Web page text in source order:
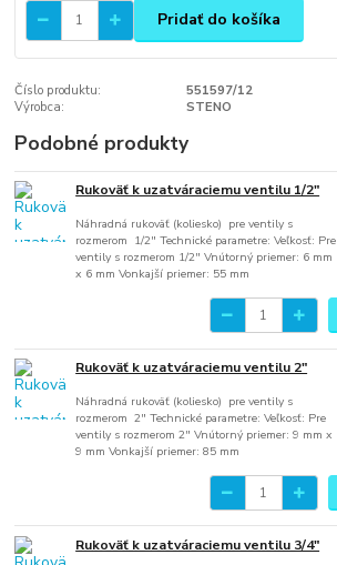
Pridať do košíka
Číslo produktu:
551597/12
Výrobca:
STENO
Podobné produkty
Rukoväť k uzatváraciemu ventilu 1/2"
Náhradná rukoväť (koliesko) pre ventily s
rozmerom 1/2" Technické parametre: Veľkosť: Pre
ventily s rozmerom 1/2" Vnútorný priemer: 6 mm
x 6 mm Vonkajší priemer: 55 mm
Rukoväť k uzatváraciemu ventilu 2"
Náhradná rukoväť (koliesko) pre ventily s
rozmerom 2" Technické parametre: Veľkosť: Pre
ventily s rozmerom 2" Vnútorný priemer: 9 mm x
9 mm Vonkajší priemer: 85 mm
Rukoväť k uzatváraciemu ventilu 3/4"